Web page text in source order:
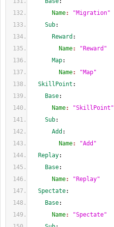
Name:
"Migration"
Sub:
Reward :
Name:
"Reward"
Map:
Name:
"Map"
SkillPoint :
Base:
Name:
"SkillPoint"
Sub:
Add :
Name:
"Add"
Replay:
Base:
Name:
"Replay"
Spectate:
Base:
Name:
"Spectate"